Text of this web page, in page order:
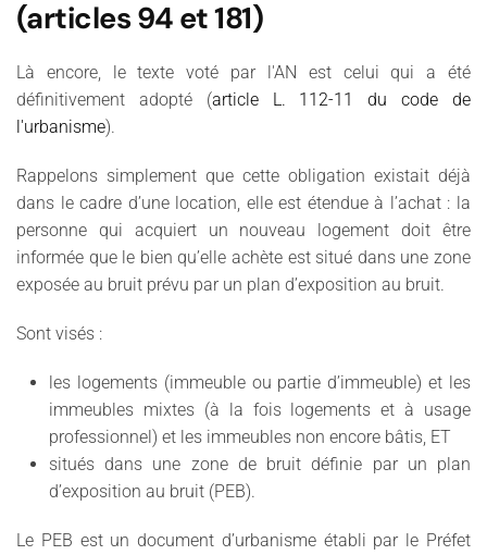
(articles 94 et 181)
Là encore, le texte voté par l'AN est celui qui a été
définitivement adopté (article L. 112-11 du code de
l'urbanisme).
Rappelons simplement que cette obligation existait déjà
dans le cadre d’une location, elle est étendue à l’achat : la
personne qui acquiert un nouveau logement doit être
informée que le bien qu’elle achète est situé dans une zone
exposée au bruit prévu par un plan d’exposition au bruit.
Sont visés :
les logements (immeuble ou partie d’immeuble) et les
immeubles mixtes (à la fois logements et à usage
professionnel) et les immeubles non encore bâtis, ET
situés dans une zone de bruit définie par un plan
d’exposition au bruit (PEB).
Le PEB est un document d’urbanisme établi par le Préfet